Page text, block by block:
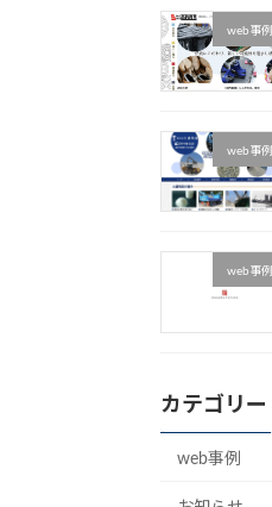
web事例
web事例
web事例
カテゴリー
web事例